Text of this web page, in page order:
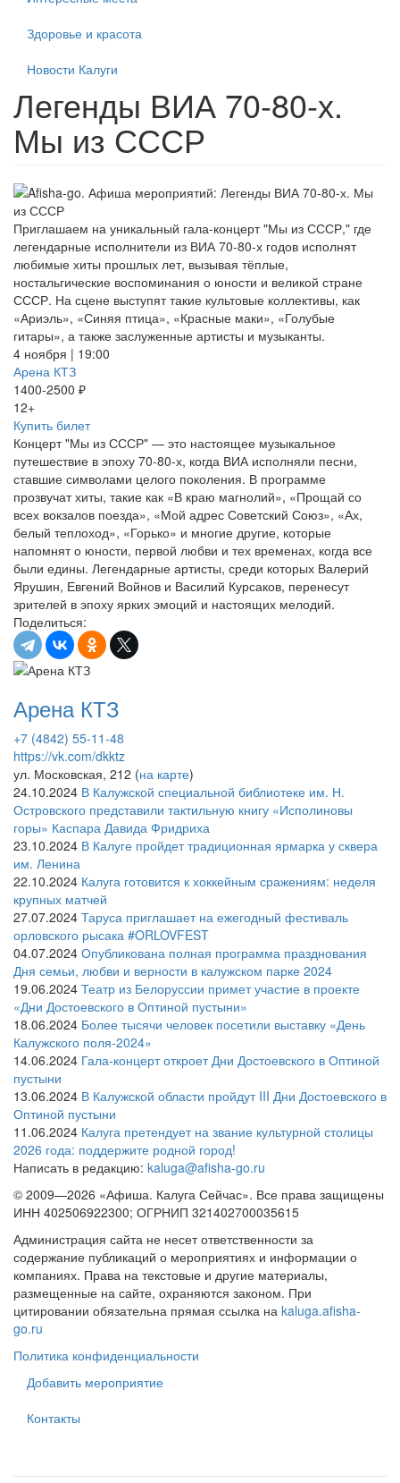
Здоровье и красота
Новости Калуги
Легенды ВИА 70-80-х.
Мы из СССР
Приглашаем на уникальный гала-концерт "Мы из СССР," где
легендарные исполнители из ВИА 70-80-х годов исполнят
любимые хиты прошлых лет, вызывая тёплые,
ностальгические воспоминания о юности и великой стране
СССР. На сцене выступят такие культовые коллективы, как
«Ариэль», «Синяя птица», «Красные маки», «Голубые
гитары», а также заслуженные артисты и музыканты.
4 ноября | 19:00
Арена КТЗ
1400-2500 ₽
12+
Купить билет
Концерт "Мы из СССР" — это настоящее музыкальное
путешествие в эпоху 70-80-х, когда ВИА исполняли песни,
ставшие символами целого поколения. В программе
прозвучат хиты, такие как «В краю магнолий», «Прощай со
всех вокзалов поезда», «Мой адрес Советский Союз», «Ах,
белый теплоход», «Горько» и многие другие, которые
напомнят о юности, первой любви и тех временах, когда все
были едины. Легендарные артисты, среди которых Валерий
Ярушин, Евгений Войнов и Василий Курсаков, перенесут
зрителей в эпоху ярких эмоций и настоящих мелодий.
Поделиться:
Арена КТЗ
+7 (4842) 55‑11-48
https://vk.com/dkktz
ул. Московская, 212 (на карте)
24.10.2024 В Калужской специальной библиотеке им. Н.
Островского представили тактильную книгу «Исполиновы
горы» Каспара Давида Фридриха
23.10.2024 В Калуге пройдет традиционная ярмарка у сквера
им. Ленина
22.10.2024 Калуга готовится к хоккейным сражениям: неделя
крупных матчей
27.07.2024 Таруса приглашает на ежегодный фестиваль
орловского рысака #ORLOVFEST
04.07.2024 Опубликована полная программа празднования
Дня семьи, любви и верности в калужском парке 2024
19.06.2024 Театр из Белоруссии примет участие в проекте
«Дни Достоевского в Оптиной пустыни»
18.06.2024 Более тысячи человек посетили выставку «День
Калужского поля-2024»
14.06.2024 Гала-концерт откроет Дни Достоевского в Оптиной
пустыни
13.06.2024 В Калужской области пройдут III Дни Достоевского в
Оптиной пустыни
11.06.2024 Калуга претендует на звание культурной столицы
2026 года: поддержите родной город!
Написать в редакцию: kaluga@afisha-go.ru
© 2009—2026 «Афиша. Калуга Сейчас». Все права защищены
ИНН 402506922300; ОГРНИП 321402700035615
Администрация сайта не несет ответственности за
содержание публикаций о мероприятиях и информации о
компаниях. Права на текстовые и другие материалы,
размещенные на сайте, охраняются законом. При
цитировании обязательна прямая ссылка на kaluga.afisha-
go.ru
Политика конфиденциальности
Добавить мероприятие
Контакты